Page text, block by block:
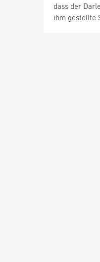
dass der
ihm gestellte